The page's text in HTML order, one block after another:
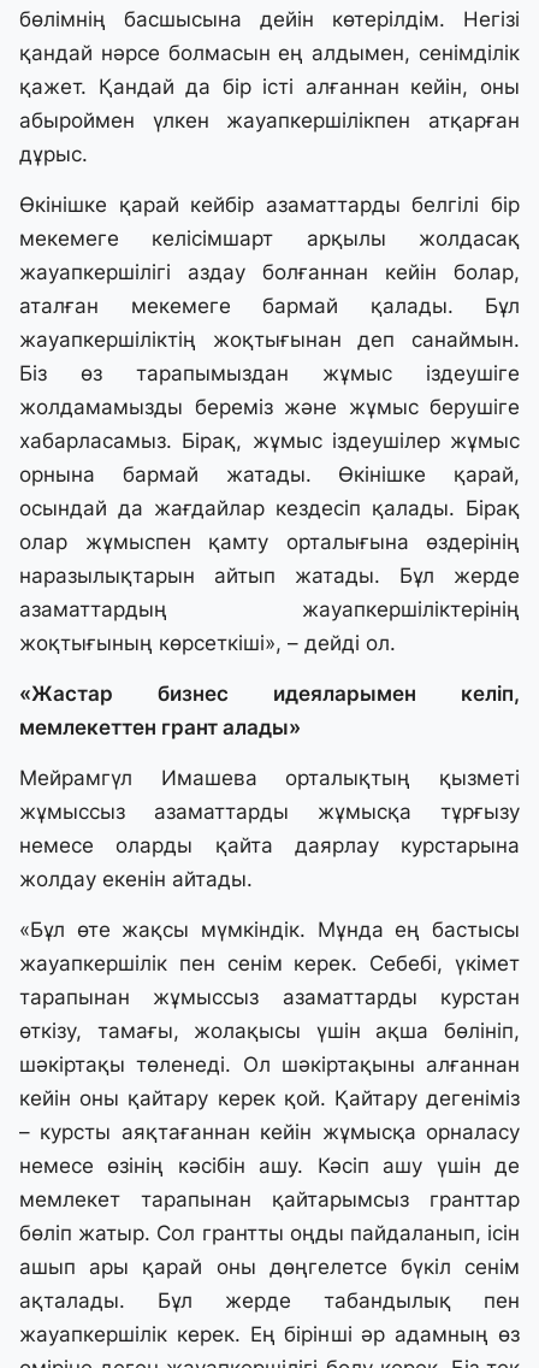
бөлімнің басшысына дейін көтерілдім. Негізі
қандай нәрсе болмасын ең алдымен, сенімділік
қажет. Қандай да бір істі алғаннан кейін, оны
абыроймен үлкен жауапкершілікпен атқарған
дұрыс.
Өкінішке қарай кейбір азаматтарды белгілі бір
мекемеге келісімшарт арқылы жолдасақ
жауапкершілігі аздау болғаннан кейін болар,
аталған мекемеге бармай қалады. Бұл
жауапкершіліктің жоқтығынан деп санаймын.
Біз өз тарапымыздан жұмыс іздеушіге
жолдамамызды береміз және жұмыс берушіге
хабарласамыз. Бірақ, жұмыс іздеушілер жұмыс
орнына бармай жатады. Өкінішке қарай,
осындай да жағдайлар кездесіп қалады. Бірақ
олар жұмыспен қамту орталығына өздерінің
наразылықтарын айтып жатады. Бұл жерде
азаматтардың жауапкершіліктерінің
жоқтығының көрсеткіші», – дейді ол.
«Жастар бизнес идеяларымен келіп,
мемлекеттен грант алады»
Мейрамгүл Имашева орталықтың қызметі
жұмыссыз азаматтарды жұмысқа тұрғызу
немесе оларды қайта даярлау курстарына
жолдау екенін айтады.
«Бұл өте жақсы мүмкіндік. Мұнда ең бастысы
жауапкершілік пен сенім керек. Себебі, үкімет
тарапынан жұмыссыз азаматтарды курстан
өткізу, тамағы, жолақысы үшін ақша бөлініп,
шәкіртақы төленеді. Ол шәкіртақыны алғаннан
кейін оны қайтару керек қой. Қайтару дегеніміз
– курсты аяқтағаннан кейін жұмысқа орналасу
немесе өзінің кәсібін ашу. Кәсіп ашу үшін де
мемлекет тарапынан қайтарымсыз гранттар
бөліп жатыр. Сол грантты оңды пайдаланып, ісін
ашып ары қарай оны дөңгелетсе бүкіл сенім
ақталады. Бұл жерде табандылық пен
жауапкершілік керек. Ең бірінші әр адамның өз